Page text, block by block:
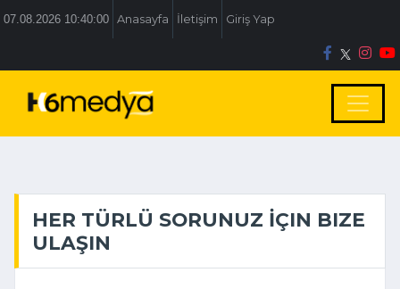
07.08.2026 10:40:00 Anasayfa İletişim Giriş Yap
HER TÜRLÜ SORUNUZ İÇIN BIZE
ULAŞIN